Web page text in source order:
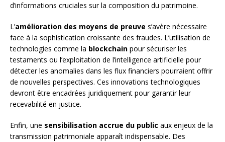
d’informations cruciales sur la composition du patrimoine.
L’amélioration des moyens de preuve s’avère nécessaire
face à la sophistication croissante des fraudes. L’utilisation de
technologies comme la blockchain pour sécuriser les
testaments ou l’exploitation de l’intelligence artificielle pour
détecter les anomalies dans les flux financiers pourraient offrir
de nouvelles perspectives. Ces innovations technologiques
devront être encadrées juridiquement pour garantir leur
recevabilité en justice.
Enfin, une sensibilisation accrue du public aux enjeux de la
transmission patrimoniale apparaît indispensable. Des